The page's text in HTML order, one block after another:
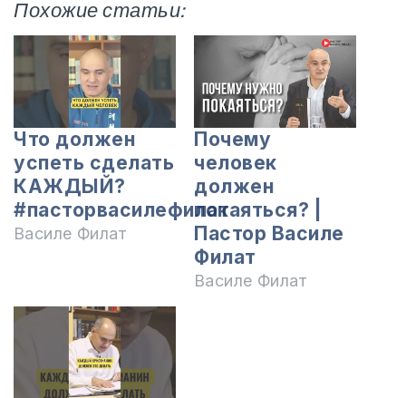
Похожие статьи:
Что должен
успеть сделать
КАЖДЫЙ?
#пасторвасилефилат
Василе Филат
Почему
человек
должен
покаяться? |
Пастор Василе
Филат
Василе Филат